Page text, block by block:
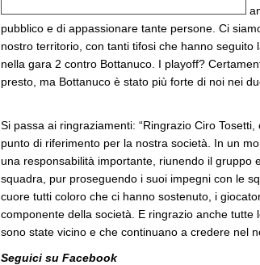
pubblico e di appassionare tante persone. Ci
nostro territorio, con tanti tifosi che hanno seguito
nella gara 2 contro Bottanuco. I playoff?
presto, ma Bottanuco è stato più forte di noi nei
Si passa ai ringraziamenti: “Ringrazio Ciro
punto di riferimento per la nostra società. In un
una responsabilità importante, riunendo il gruppo
squadra, pur proseguendo i suoi impegni con le
cuore tutti coloro che ci hanno sostenuto, i
componente della società. E ringrazio anche tutte
sono state vicino e che continuano a credere nel
Seguici su Facebook